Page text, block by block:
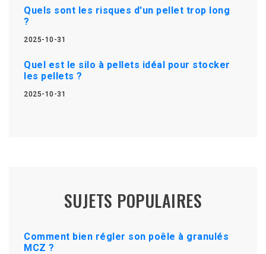
Quels sont les risques d'un pellet trop long
?
2025-10-31
Quel est le silo à pellets idéal pour stocker
les pellets ?
2025-10-31
SUJETS POPULAIRES
Comment bien régler son poêle à granulés
MCZ ?